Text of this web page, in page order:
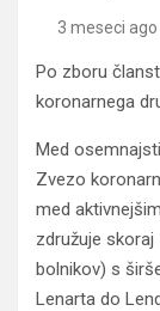
3 meseci ago
Po zboru
koronarnega
Med
Zvezo
med
združuje
bolnikov) s
Lenarta do